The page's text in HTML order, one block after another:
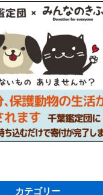
カテゴリー